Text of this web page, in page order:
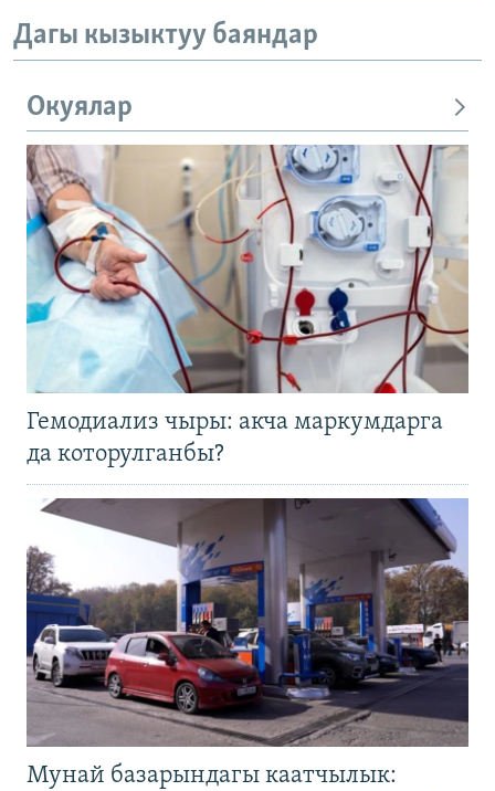
Дагы кызыктуу баяндар
Окуялар
Гемодиализ чыры: акча маркумдарга
да которулганбы?
Мунай базарындагы каатчылык: